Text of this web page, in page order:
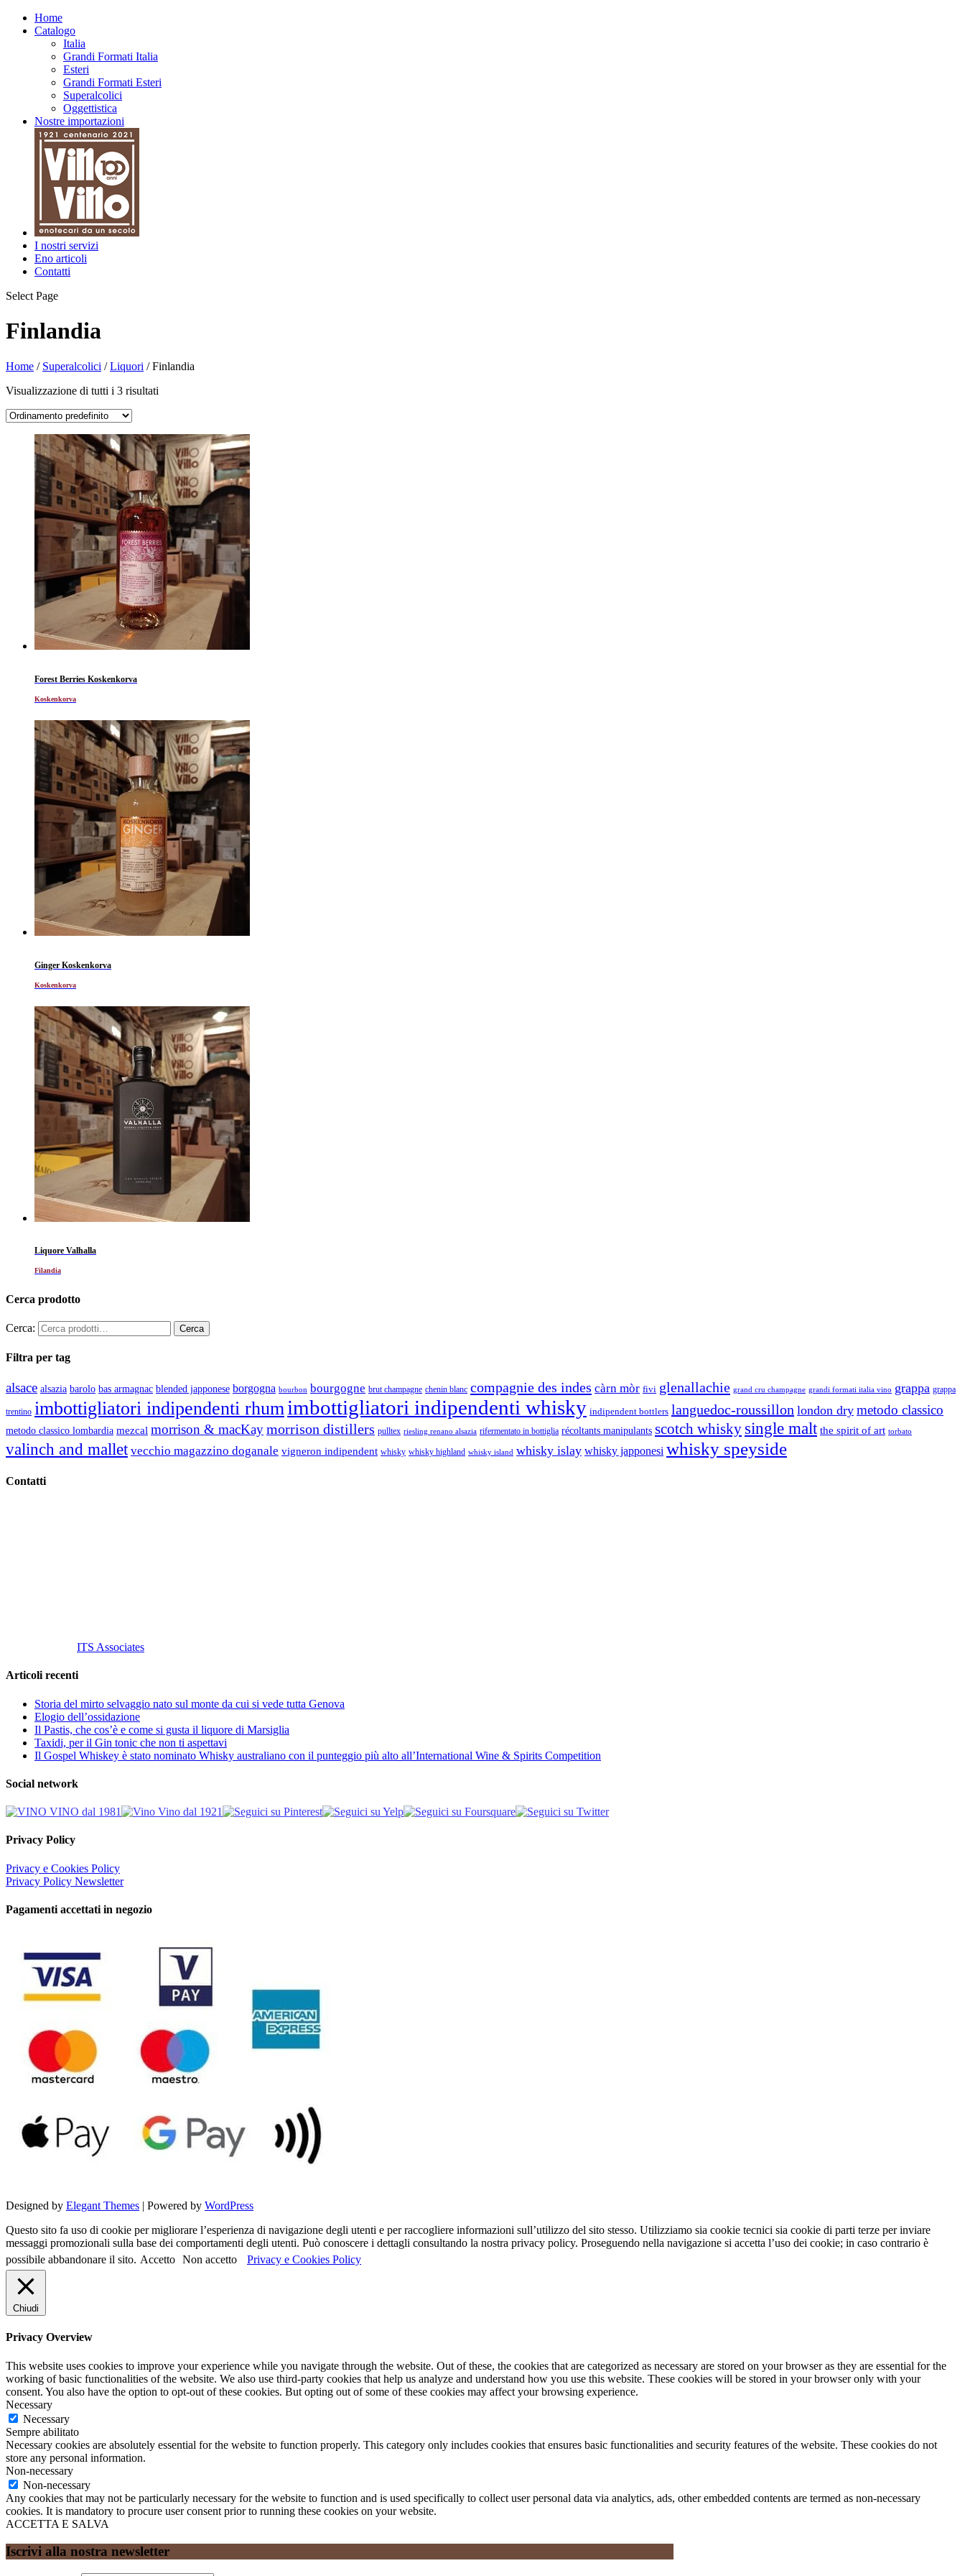
Home
Catalogo
Italia
Grandi Formati Italia
Esteri
Grandi Formati Esteri
Superalcolici
Oggettistica
Nostre importazioni
I nostri servizi
Eno articoli
Contatti
Select Page
Finlandia
Home / Superalcolici /Liquori / Finlandia
Visualizzazione di tutti i 3 risultati
Forest Berries Koskenkorva
Koskenkorva
Ginger Koskenkorva
Koskenkorva
Liquore Valhalla
Filandia
Cerca prodotto
Cerca:
Filtra per tag
alsace alsazia barolo bas armagnac blended japponese borgogna bourbon bourgogne brut champagne chenin blanc compagnie des indes càrn mòr fivi glenallachie grand cru champagne grandi formati italia vino grappa grappa
trentino imbottigliatori indipendenti rhumimbottigliatori indipendenti whisky indipendent bottlers languedoc-roussillon london dry metodo classico
metodo classico lombardia mezcal morrison & macKaymorrison distillers pulltex riesling renano alsazia rifermentato in bottiglia récoltants manipulants scotch whisky single malt the spirit of art torbato
valinch and mallet vecchio magazzino doganale vigneron indipendent whisky whisky highland whisky island whisky islay whisky japponesi whisky speyside
Contatti
ITS Associates
Articoli recenti
Storia del mirto selvaggio nato sul monte da cui si vede tutta Genova
Elogio dell’ossidazione
Il Pastis, che cos’è e come si gusta il liquore di Marsiglia
Taxidi, per il Gin tonic che non ti aspettavi
Il Gospel Whiskey è stato nominato Whisky australiano con il punteggio più alto all’International Wine & Spirits Competition
Social network
Privacy Policy
Privacy e Cookies Policy
Privacy Policy Newsletter
Pagamenti accettati in negozio
Designed by Elegant Themes | Powered by WordPress
Questo sito fa uso di cookie per migliorare l’esperienza di navigazione degli utenti e per raccogliere informazioni sull’utilizzo del sito stesso. Utilizziamo sia cookie tecnici sia cookie di parti terze per inviare
messaggi promozionali sulla base dei comportamenti degli utenti. Può conoscere i dettagli consultando la nostra privacy policy. Proseguendo nella navigazione si accetta l’uso dei cookie; in caso contrario è
possibile abbandonare il sito. Accetto Non accetto Privacy e Cookies Policy
Chiudi
Privacy Overview
This website uses cookies to improve your experience while you navigate through the website. Out of these, the cookies that are categorized as necessary are stored on your browser as they are essential for the
working of basic functionalities of the website. We also use third-party cookies that help us analyze and understand how you use this website. These cookies will be stored in your browser only with your
consent. You also have the option to opt-out of these cookies. But opting out of some of these cookies may affect your browsing experience.
Necessary
Necessary
Sempre abilitato
Necessary cookies are absolutely essential for the website to function properly. This category only includes cookies that ensures basic functionalities and security features of the website. These cookies do not
store any personal information.
Non-necessary
Non-necessary
Any cookies that may not be particularly necessary for the website to function and is used specifically to collect user personal data via analytics, ads, other embedded contents are termed as non-necessary
cookies. It is mandatory to procure user consent prior to running these cookies on your website.
ACCETTA E SALVA
Iscrivi alla nostra newsletter